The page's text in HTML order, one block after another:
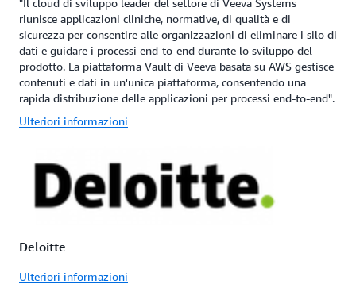
riunisce applicazioni cliniche, normative, di qualità e di
sicurezza per consentire alle organizzazioni di eliminare i silo di
dati e guidare i processi end-to-end durante lo sviluppo del
prodotto. La piattaforma Vault di Veeva basata su AWS gestisce
contenuti e dati in un'unica piattaforma, consentendo una
rapida distribuzione delle applicazioni per processi end-to-end".
Ulteriori informazioni
Deloitte
Ulteriori informazioni